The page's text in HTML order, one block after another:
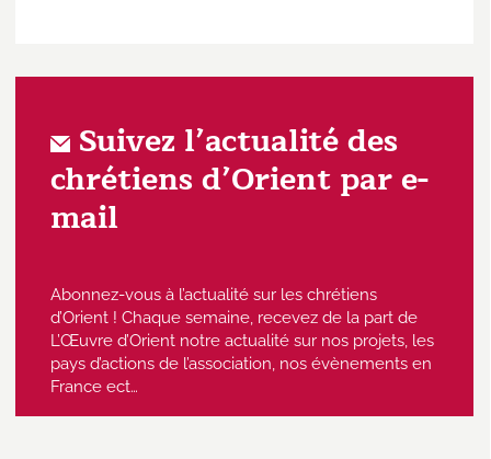
Suivez l’actualité des
chrétiens d’Orient par e-
mail
Abonnez-vous à l’actualité sur les chrétiens
d’Orient ! Chaque semaine, recevez de la part de
L’Œuvre d’Orient notre actualité sur nos projets, les
pays d’actions de l’association, nos évènements en
France ect…